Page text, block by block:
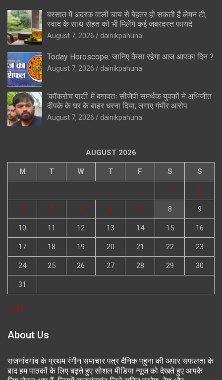
बरसात में अदरक वाली चाय से बेहतर हो सकती है लेमन टी,
स्वाद के साथ सेहत को भी मिलेंगे कई जबरदस्त फायदे
August 7, 2026 dainikpahuna
Today Horoscope: जानिए कैसा रहेगा आज आपका दिन ?
August 7, 2026 dainikpahuna
‘कॉकरोच पार्टी’ में बगावतः सीजेपी समर्थक युवकों ने अभिजीत
दीपके के घर के बाहर धरना दिया, लगाए गंभीर आरोप
August 7, 2026 dainikpahuna
AUGUST 2026
M T W T F S S
1 2
3 4 5 6 7 8 9
10 11 12 13 14 15 16
17 18 19 20 21 22 23
24 25 26 27 28 29 30
31
« Jul
About Us
राजनांदगांव के प्रथम रंगीन समाचार पत्र दैनिक पहुना की अपार सफलता के
बाद हम पाठकों के लिए बढ़ते हुए सोशल मीडिया न्यूज को देखते हुए आपके